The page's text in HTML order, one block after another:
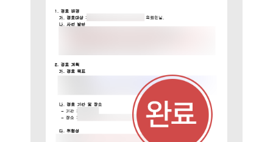
고객후기
업무분야
경호 업무
전체
구성원 소개